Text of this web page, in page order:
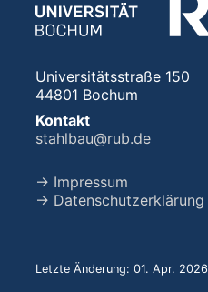
Universitätsstraße 150
44801 Bochum
Kontakt
stahlbau@rub.de
→ Impressum
→ Datenschutzerklärung
Letzte Änderung: 01. Apr. 2026